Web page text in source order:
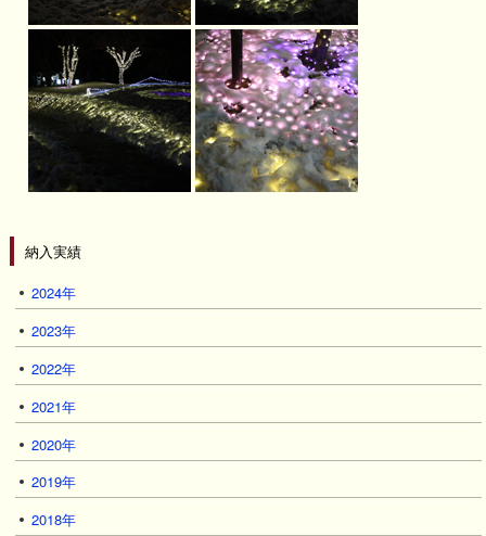
納入実績
2024年
2023年
2022年
2021年
2020年
2019年
2018年